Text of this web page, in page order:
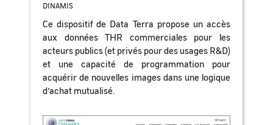
DINAMIS
Ce dispositif de Data Terra propose un accès
aux données THR commerciales pour les
acteurs publics (et privés pour des usages R&D)
et une capacité de programmation pour
acquérir de nouvelles images dans une logique
d’achat mutualisé.